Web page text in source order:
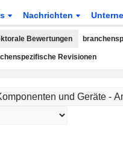
Nachrichten
Bewertungen
Revisionen